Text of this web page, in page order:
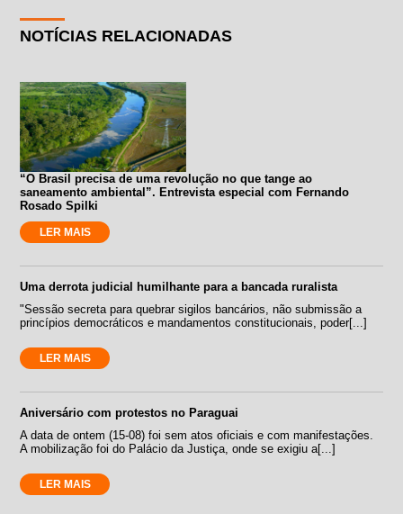
NOTÍCIAS RELACIONADAS
“O Brasil precisa de uma revolução no que tange ao
saneamento ambiental”. Entrevista especial com Fernando
Rosado Spilki
LER MAIS
Uma derrota judicial humilhante para a bancada ruralista
"Sessão secreta para quebrar sigilos bancários, não submissão a
princípios democráticos e mandamentos constitucionais, poder[...]
LER MAIS
Aniversário com protestos no Paraguai
A data de ontem (15-08) foi sem atos oficiais e com manifestações.
A mobilização foi do Palácio da Justiça, onde se exigiu a[...]
LER MAIS